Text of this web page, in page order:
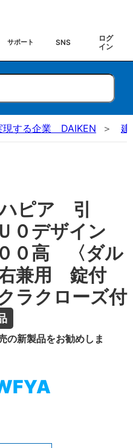
サポート SNS
ログ
イン
現する企業 DAIKEN 建
ピア 引
０デザイン
０高 〈ダル
兼用 錠付
ラクローズ付
新製品をお勧めしま